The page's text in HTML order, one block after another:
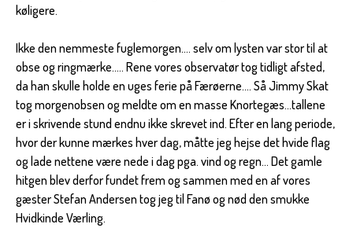
køligere.
Ikke den nemmeste fuglemorgen.... selv om lysten var stor til at
obse og ringmærke..... Rene vores observatør tog tidligt afsted,
da han skulle holde en uges ferie på Færøerne.... Så Jimmy Skat
tog morgenobsen og meldte om en masse Knortegæs...tallene
er i skrivende stund endnu ikke skrevet ind. Efter en lang periode,
hvor der kunne mærkes hver dag, måtte jeg hejse det hvide flag
og lade nettene være nede i dag pga. vind og regn... Det gamle
hitgen blev derfor fundet frem og sammen med en af vores
gæster Stefan Andersen tog jeg til Fanø og nød den smukke
Hvidkinde Værling.